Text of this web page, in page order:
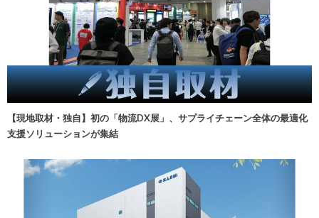
【現地取材・独自】初の「物流DX展」、サプライチェーン全体の最適化
支援ソリューションが集結